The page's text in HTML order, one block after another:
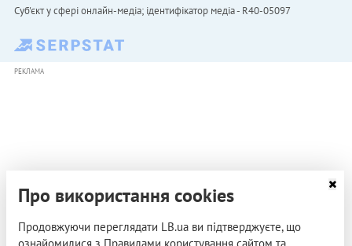
Cуб'єкт у сфері онлайн-медіа; ідентифікатор медіа - R40-05097
РЕКЛАМА
Про використання cookies
Продовжуючи переглядати LB.ua ви підтверджуєте, що